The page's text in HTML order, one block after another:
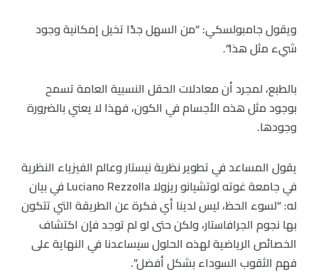
ويقول جامبولسكي: “من السهل جدًا تخيل إمكانية وجود
شيء مثل هذا”.
بالطبع، لمجرد أن معادلات الحقل النسبية العامة تسمح
بوجود مثل هذه الأجسام في الكون، فهذا لا يعني بالضرورة
وجودها.
يقول المساعد في تطوير نظرية نيستار وعالم الفيزياء النظرية
في جامعة غوته لوتشيانو ريزولا Luciano Rezzolla في بيان
له: “لسوء الحظ، ليس لدينا أي فكرة عن الطريقة التي تتكون
بها نجوم الجرافاستار، ولكن حتى لو لم توجد فإن اكتشاف
الخصائص الرياضية لهذه الحلول سيساعدنا في النهاية على
فهم الثقوب السوداء بشكل أفضل”.